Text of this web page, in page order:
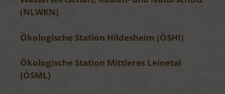
(NLWKN)
Ökologische Station Hildesheim (ÖSHI)
Ökologische Station Mittleres Leinetal
(ÖSML)